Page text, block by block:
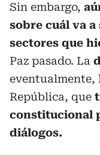
Sin embargo,
sobre cuál va
sectores que
Paz pasado. La
eventualmente,
República, que
constitucional
diálogos.